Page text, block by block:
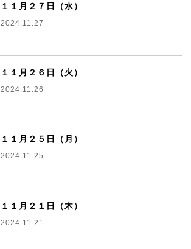
１１月２７日（水）
2024.11.27
１１月２６日（火）
2024.11.26
１１月２５日（月）
2024.11.25
１１月２１日（木）
2024.11.21